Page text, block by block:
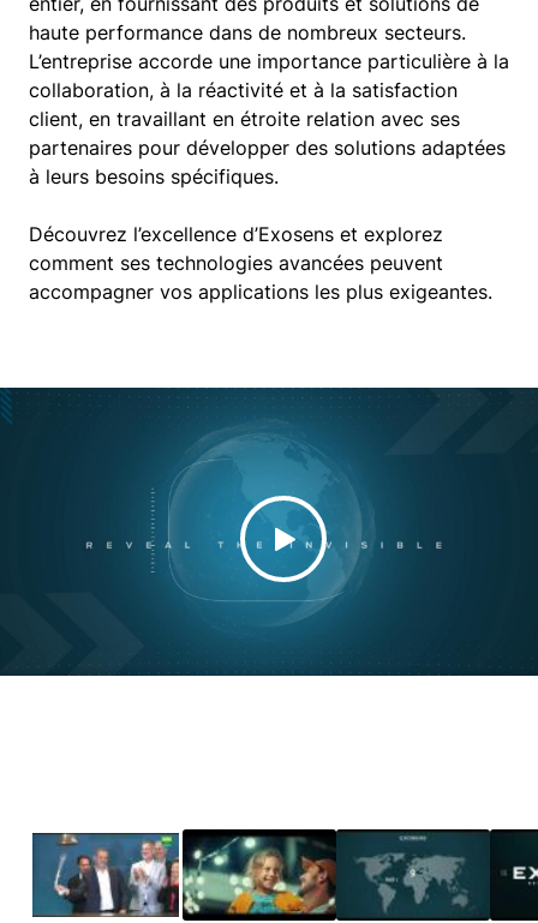
haute performance dans de nombreux secteurs.
L’entreprise accorde une importance particulière à la
collaboration, à la réactivité et à la satisfaction
client, en travaillant en étroite relation avec ses
partenaires pour développer des solutions adaptées
à leurs besoins spécifiques.
Découvrez l’excellence d’Exosens et explorez
comment ses technologies avancées peuvent
accompagner vos applications les plus exigeantes.